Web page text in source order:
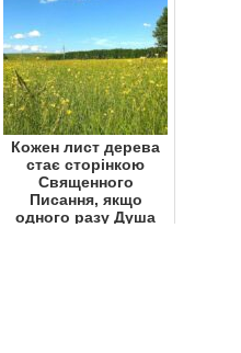
Кожен лист дерева
стає сторінкою
Священного
Писання, якщо
одного разу Душа